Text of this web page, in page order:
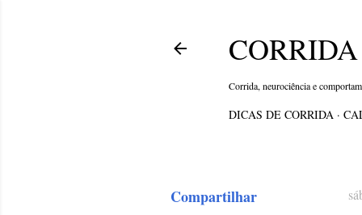
Corrida, neurociência e
DICAS DE CORRIDA
Compartilhar